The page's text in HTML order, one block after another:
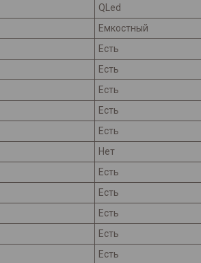
QLed
Емкостный
Есть
Есть
Есть
Есть
Есть
Нет
Есть
Есть
Есть
Есть
Есть